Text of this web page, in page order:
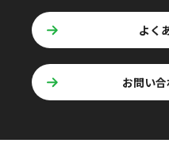
よく
お問い